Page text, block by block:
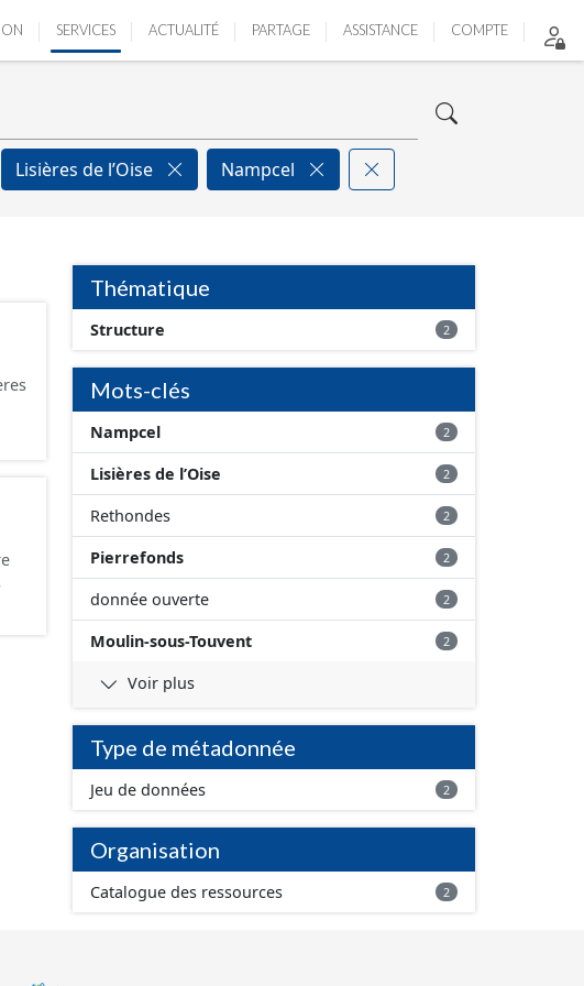
SERVICES ACTUALITÉ PARTAGE ASSISTANCE COMPTE
Lisières de l’Oise Nampcel
Thématique
Structure 2
Mots-clés
Nampcel 2
Lisières de l’Oise 2
Rethondes 2
Pierrefonds 2
donnée ouverte 2
Moulin-sous-Touvent 2
Voir plus
Type de métadonnée
Jeu de données 2
Organisation
Catalogue des ressources 2